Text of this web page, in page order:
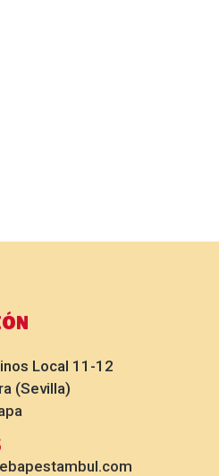
Local 11-12
(Sevilla)